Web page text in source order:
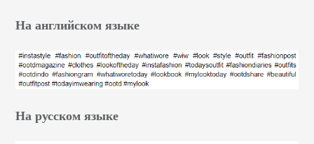
На английском языке
На русском языке